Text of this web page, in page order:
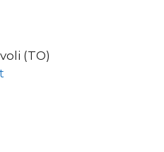
(TO)